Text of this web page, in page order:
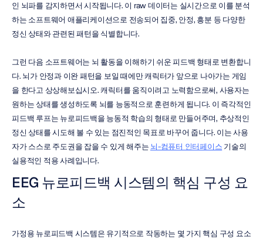
인 뇌파를 감지하면서 시작됩니다. 이 raw 데이터는 실시간으로 이를 분석
하는 소프트웨어 애플리케이션으로 전송되어 집중, 안정, 흥분 등 다양한
정신 상태와 관련된 패턴을 식별합니다.
그런 다음 소프트웨어는 뇌 활동을 이해하기 쉬운 피드백 형태로 변환합니
다. 뇌가 안정과 이완 패턴을 보일 때에만 캐릭터가 앞으로 나아가는 게임
을 한다고 상상해보십시오. 캐릭터를 움직이려고 노력함으로써, 사용자는
원하는 상태를 생성하도록 뇌를 능동적으로 훈련하게 됩니다. 이 즉각적인
피드백 루프는 뉴로피드백을 능동적 학습의 형태로 만들어주며, 추상적인
정신 상태를 시도해 볼 수 있는 점진적인 목표로 바꾸어 줍니다. 이는 사용
자가 스스로 주도권을 잡을 수 있게 해주는 뇌-컴퓨터 인터페이스 기술의
실용적인 적용 사례입니다.
EEG 뉴로피드백 시스템의 핵심 구성 요
소
가정용 뉴로피드백 시스템은 유기적으로 작동하는 몇 가지 핵심 구성 요소